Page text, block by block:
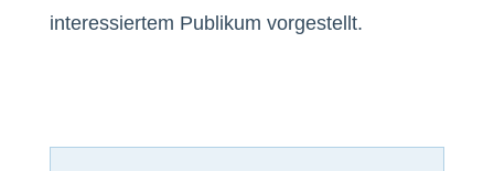
interessiertem Publikum vorgestellt.